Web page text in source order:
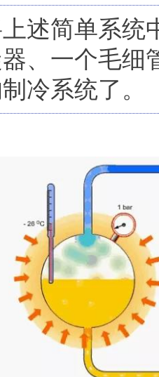
述简单系统
、一个毛细
冷系统了。